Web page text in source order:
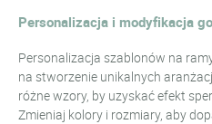
Personalizacja i modyfikacja
Personalizacja szablonów na
na stworzenie unikalnych
różne wzory, by uzyskać efekt
Zmieniaj kolory i rozmiary, aby